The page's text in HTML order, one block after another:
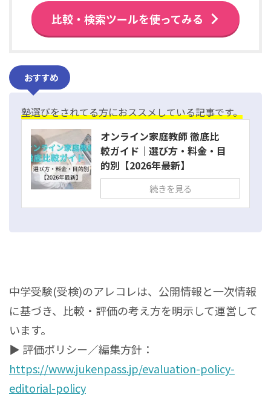
比較・検索ツールを使ってみる
おすすめ
塾選びをされてる方におススメしている記事です。
オンライン家庭教師 徹底比
較ガイド｜選び方・料金・目
的別【2026年最新】
続きを見る
中学受験(受検)のアレコレは、公開情報と一次情報
に基づき、比較・評価の考え方を明示して運営して
います。
▶ 評価ポリシー／編集方針：
https://www.jukenpass.jp/evaluation-policy-
editorial-policy